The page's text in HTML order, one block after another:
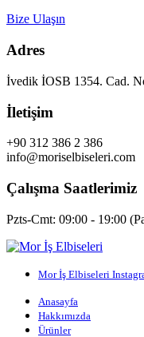
Bize Ulaşın
Adres
İvedik İOSB 1354. Cad.
İletişim
+90 312 386 2 386
info@moriselbiseleri.com
Çalışma Saatlerimiz
Pzts-Cmt: 09:00 - 19:00
Mor İş Elbiseleri
Anasayfa
Hakkımızda
Ürünler